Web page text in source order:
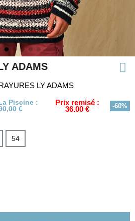
ADAMS
LY ADAMS
Piscine :
€
Prix remisé :
36,00 € -60%
54